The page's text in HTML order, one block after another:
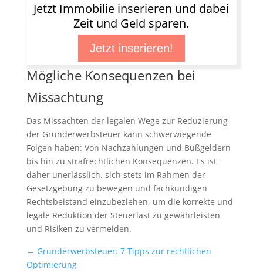
Jetzt Immobilie inserieren und dabei
Zeit und Geld sparen.
Jetzt inserieren!
Mögliche Konsequenzen bei
Missachtung
Das Missachten der legalen Wege zur Reduzierung
der Grunderwerbsteuer kann schwerwiegende
Folgen haben: Von Nachzahlungen und Bußgeldern
bis hin zu strafrechtlichen Konsequenzen. Es ist
daher unerlässlich, sich stets im Rahmen der
Gesetzgebung zu bewegen und fachkundigen
Rechtsbeistand einzubeziehen, um die korrekte und
legale Reduktion der Steuerlast zu gewährleisten
und Risiken zu vermeiden.
← Grunderwerbsteuer: 7 Tipps zur rechtlichen
Optimierung